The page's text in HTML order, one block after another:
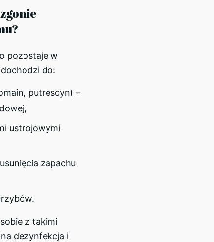
pozostaje w
do:
putrescyn) –
ustrojowymi
zapachu
z takimi
dezynfekcja i